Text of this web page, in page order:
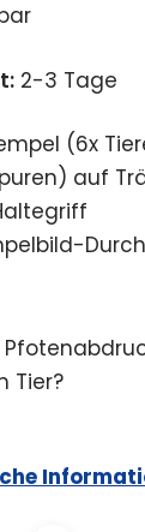
2-3 Tage
(6x
auf
Tier?